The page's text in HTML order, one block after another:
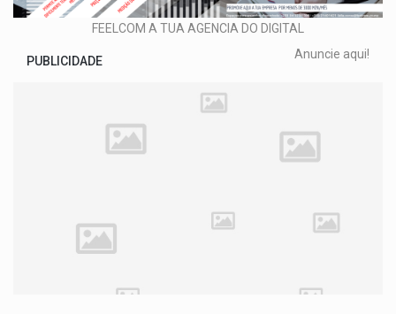
FEELCOM A TUA AGENCIA DO DIGITAL
PUBLICIDADE Anuncie aqui!